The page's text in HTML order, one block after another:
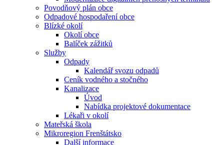
Povodňový plán obce
Odpadové hospodaření obce
Blízké okolí
Okolí obce
Balíček zážitků
Služby
Odpady
Kalendář svozu odpadů
Ceník vodného a stočného
Kanalizace
Úvod
Nabídka projektové dokumentace
Lékaři v okolí
Mateřská škola
Mikroregion Frenštátsko
Další informace